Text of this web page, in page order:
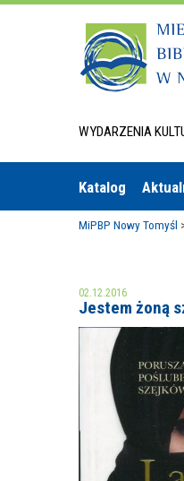
WYDARZENIA
Katalog
MiPBP Nowy Tomyśl
02.12.2016
Jestem żoną